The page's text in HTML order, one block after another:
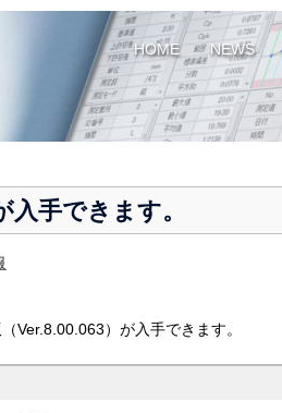
HOME NEWS
入手できます。
Ver.8.00.063）が入手できます。